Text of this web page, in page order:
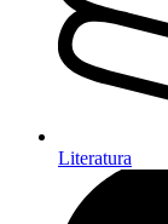
Literatura